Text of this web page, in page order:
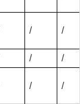
/ /
/
/
/ /